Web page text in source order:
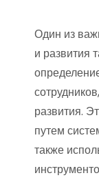
Один из
и развития
развития.
путем
также